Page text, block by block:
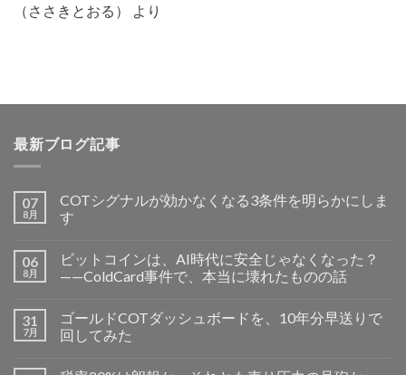
（ささきとおる）
より
最新ブログ記事
07
8月
COTシグナルが効かなくなる3条件を明らかにしま
す
06
8月
ビットコインは、AI時代に安全じゃなくなった？
——ColdCard事件で、本当に壊れたものの話
31
7月
ゴールドCOTダッシュボードを、10年分早送りで
回してみた